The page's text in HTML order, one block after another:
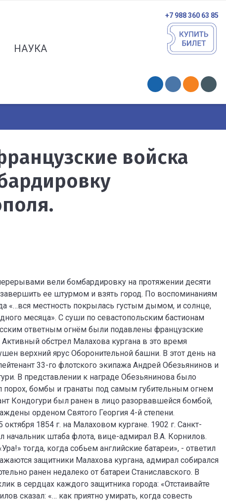
НАУКА
+7 988 360 63 85
войска
вели бомбардировку на протяжении десяти
ее штурмом и взять город. По воспоминаниям
«…вся местность покрылась густым дымом, и солнце,
месяца». С суши по севастопольским бастионам
ответным огнём были подавлены французские
обстрел Малахова кургана в это время
верхний ярус Оборонительной башни. В этот день на
33-го флотского экипажа Андрей Обезьянинов и
В представлении к награде Обезьянинова было
порох, бомбы и гранаты под самым губительным огнем
Кондогури был ранен в лицо разорвавшейся бомбой,
орденом Святого Георгия 4-й степени.
1854 г. на Малаховом кургане. 1902 г. Санкт-
начальник штаба флота, вице-адмирал В.А. Корнилов.
тогда, когда собьем английские батареи», - ответил
защитники Малахова кургана, адмирал собирался
ранен недалеко от батареи Станиславского. В
в сердцах каждого защитника города: «Отстаивайте
сказал: «… как приятно умирать, когда совесть